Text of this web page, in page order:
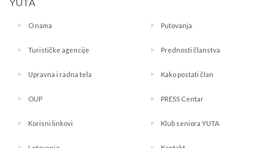
O nama Putovanja
Turističke agencije Prednosti članstva
Upravna i radna tela Kako postati član
OUP PRESS Centar
Korisni linkovi Klub seniora YUTA